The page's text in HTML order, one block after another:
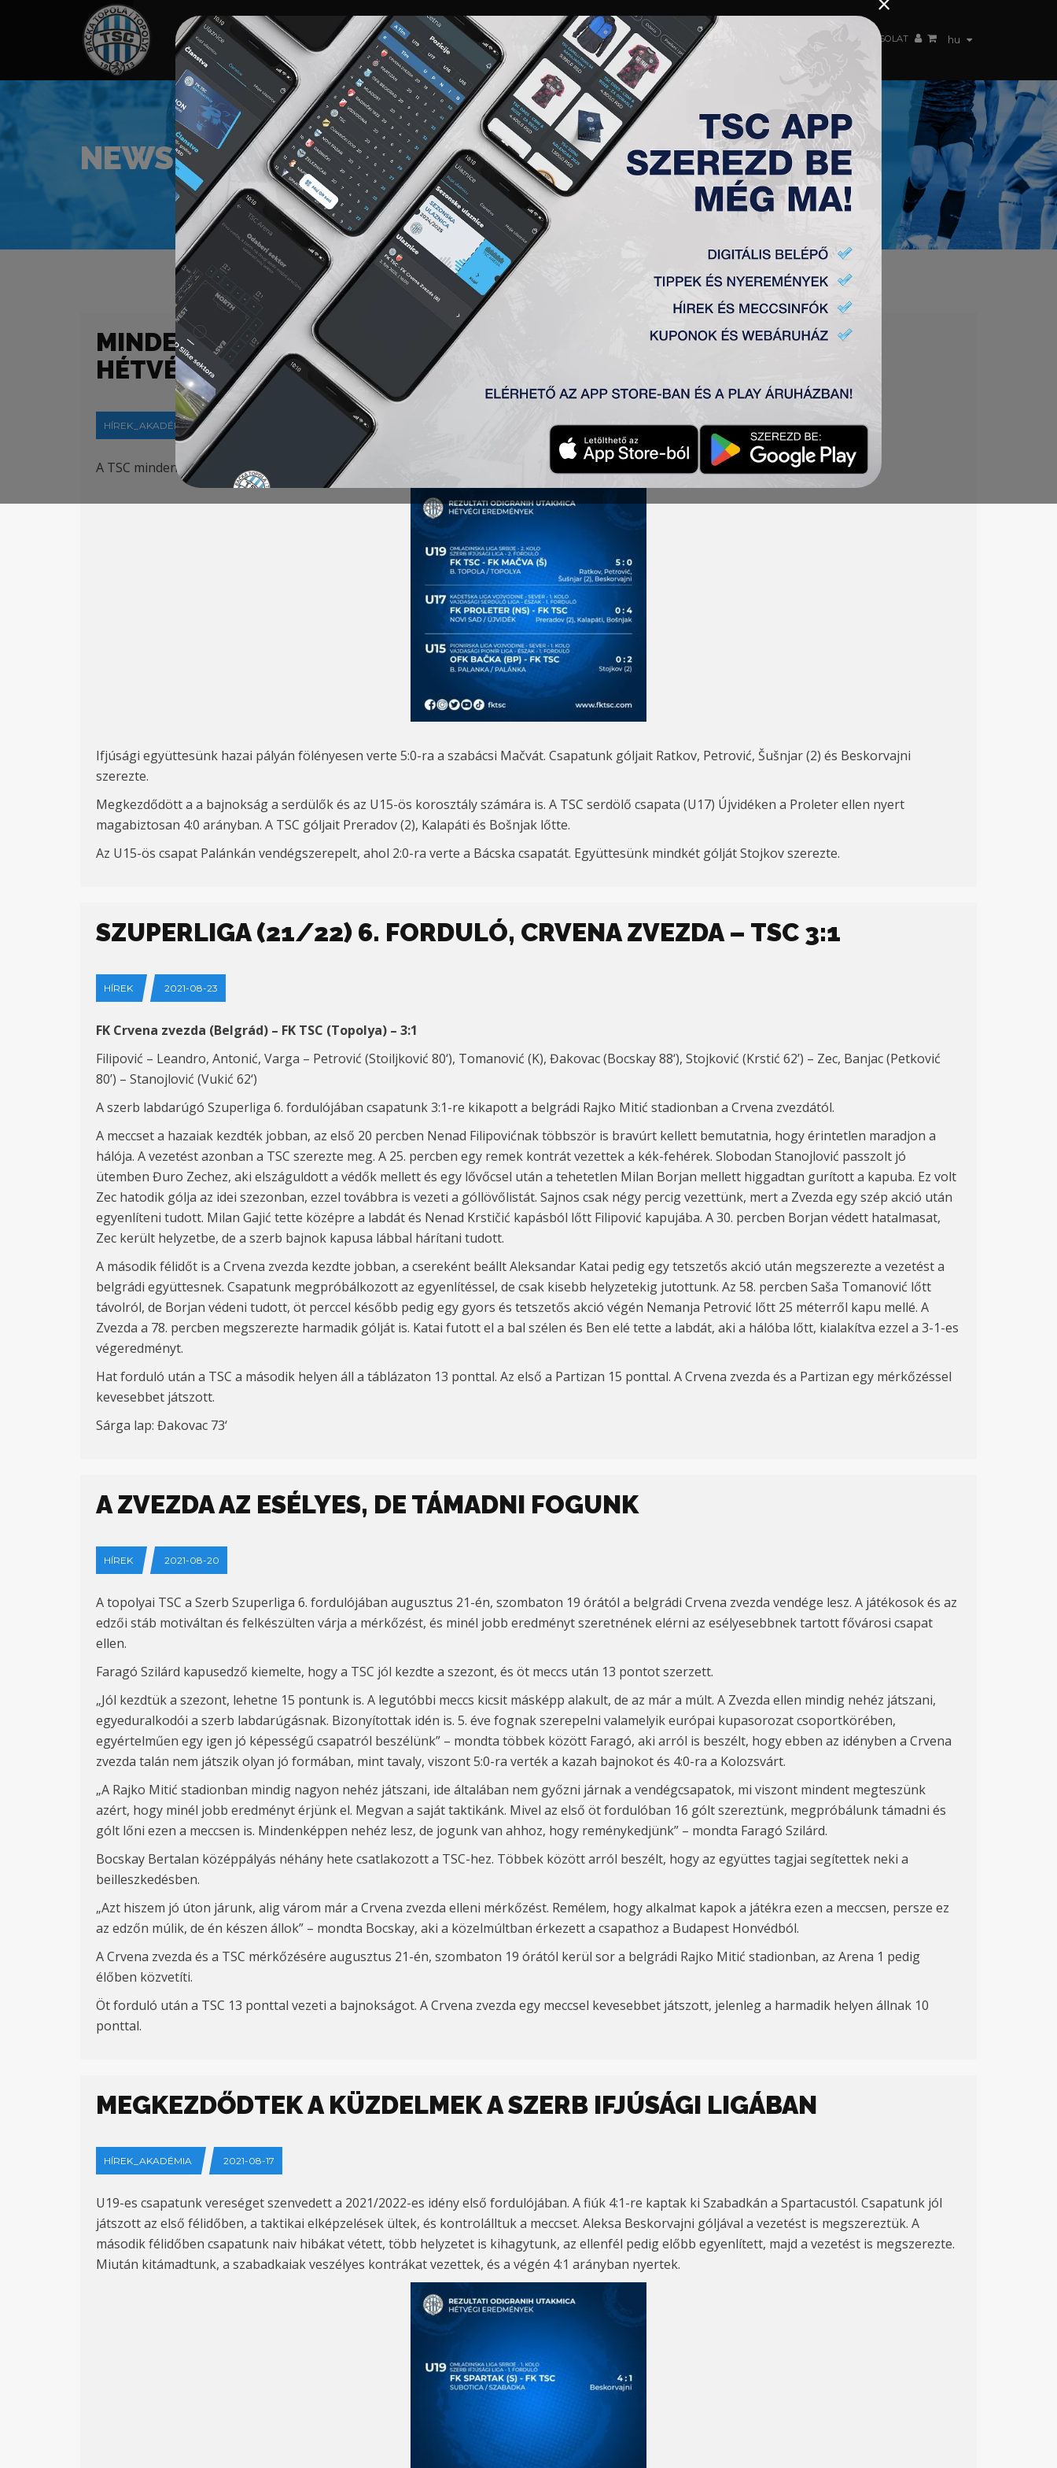
hu
HOME TÁMOGATÓK NEWS GALÉRIA „A” CSAPAT TAGSÁG JEGYEK AKKREDITÁCIÓ KLUB AKADÉMIA NŐI CSAPAT KAPCSOLAT
NEWS
MINDEN KOROSZTÁLYOS CSAPATUNK GYŐZELMET ARATOTT A
HÉTVÉGÉN
HÍREK_AKADÉMIA 2021-08-23
A TSC minden korosztályoscsapata gy őzelmet aratott a hétvégi bajnoki meccseken.
Ifjúsági együttesünk hazai pályán fölényesen verte 5:0-ra a szabácsi Mačvát. Csapatunk góljait Ratkov, Petrović, Šušnjar (2) és Beskorvajni
szerezte.
Megkezdődött a a bajnokság a serdülők és az U15-ös korosztály számára is. A TSC serdölő csapata (U17) Újvidéken a Proleter ellen nyert
magabiztosan 4:0 arányban. A TSC góljait Preradov (2), Kalapáti és Bošnjak lőtte.
Az U15-ös csapat Palánkán vendégszerepelt, ahol 2:0-ra verte a Bácska csapatát. Együttesünk mindkét gólját Stojkov szerezte.
SZUPERLIGA (21/22) 6. FORDULÓ, CRVENA ZVEZDA – TSC 3:1
HÍREK 2021-08-23
FK Crvena zvezda (Belgrád) – FK TSC (Topolya) – 3:1
Filipović – Leandro, Antonić, Varga – Petrović (Stoiljković 80‘), Tomanović (K), Đakovac (Bocskay 88‘), Stojković (Krstić 62’) – Zec, Banjac (Petković
80’) – Stanojlović (Vukić 62‘)
A szerb labdarúgó Szuperliga 6. fordulójában csapatunk 3:1-re kikapott a belgrádi Rajko Mitić stadionban a Crvena zvezdától.
A meccset a hazaiak kezdték jobban, az első 20 percben Nenad Filipovićnak többször is bravúrt kellett bemutatnia, hogy érintetlen maradjon a
hálója. A vezetést azonban a TSC szerezte meg. A 25. percben egy remek kontrát vezettek a kék-fehérek. Slobodan Stanojlović passzolt jó
ütemben Đuro Zechez, aki elszáguldott a védők mellett és egy lővőcsel után a tehetetlen Milan Borjan mellett higgadtan gurított a kapuba. Ez volt
Zec hatodik gólja az idei szezonban, ezzel továbbra is vezeti a góllövőlistát. Sajnos csak négy percig vezettünk, mert a Zvezda egy szép akció után
egyenlíteni tudott. Milan Gajić tette középre a labdát és Nenad Krstičić kapásból lőtt Filipović kapujába. A 30. percben Borjan védett hatalmasat,
Zec került helyzetbe, de a szerb bajnok kapusa lábbal hárítani tudott.
A második félidőt is a Crvena zvezda kezdte jobban, a csereként beállt Aleksandar Katai pedig egy tetszetős akció után megszerezte a vezetést a
belgrádi együttesnek. Csapatunk megpróbálkozott az egyenlítéssel, de csak kisebb helyzetekig jutottunk. Az 58. percben Saša Tomanović lőtt
távolról, de Borjan védeni tudott, öt perccel később pedig egy gyors és tetszetős akció végén Nemanja Petrović lőtt 25 méterről kapu mellé. A
Zvezda a 78. percben megszerezte harmadik gólját is. Katai futott el a bal szélen és Ben elé tette a labdát, aki a hálóba lőtt, kialakítva ezzel a 3-1-es
végeredményt.
Hat forduló után a TSC a második helyen áll a táblázaton 13 ponttal. Az első a Partizan 15 ponttal. A Crvena zvezda és a Partizan egy mérkőzéssel
kevesebbet játszott.
Sárga lap: Đakovac 73‘
A ZVEZDA AZ ESÉLYES, DE TÁMADNI FOGUNK
HÍREK 2021-08-20
A topolyai TSC a Szerb Szuperliga 6. fordulójában augusztus 21-én, szombaton 19 órától a belgrádi Crvena zvezda vendége lesz. A játékosok és az
edzői stáb motiváltan és felkészülten várja a mérkőzést, és minél jobb eredményt szeretnének elérni az esélyesebbnek tartott fővárosi csapat
ellen.
Faragó Szilárd kapusedző kiemelte, hogy a TSC jól kezdte a szezont, és öt meccs után 13 pontot szerzett.
„Jól kezdtük a szezont, lehetne 15 pontunk is. A legutóbbi meccs kicsit másképp alakult, de az már a múlt. A Zvezda ellen mindig nehéz játszani,
egyeduralkodói a szerb labdarúgásnak. Bizonyítottak idén is. 5. éve fognak szerepelni valamelyik európai kupasorozat csoportkörében,
egyértelműen egy igen jó képességű csapatról beszélünk” – mondta többek között Faragó, aki arról is beszélt, hogy ebben az idényben a Crvena
zvezda talán nem játszik olyan jó formában, mint tavaly, viszont 5:0-ra verték a kazah bajnokot és 4:0-ra a Kolozsvárt.
„A Rajko Mitić stadionban mindig nagyon nehéz játszani, ide általában nem győzni járnak a vendégcsapatok, mi viszont mindent megteszünk
azért, hogy minél jobb eredményt érjünk el. Megvan a saját taktikánk. Mivel az első öt fordulóban 16 gólt szereztünk, megpróbálunk támadni és
gólt lőni ezen a meccsen is. Mindenképpen nehéz lesz, de jogunk van ahhoz, hogy reménykedjünk” – mondta Faragó Szilárd.
Bocskay Bertalan középpályás néhány hete csatlakozott a TSC-hez. Többek között arról beszélt, hogy az együttes tagjai segítettek neki a
beilleszkedésben.
„Azt hiszem jó úton járunk, alig várom már a Crvena zvezda elleni mérkőzést. Remélem, hogy alkalmat kapok a játékra ezen a meccsen, persze ez
az edzőn múlik, de én készen állok” – mondta Bocskay, aki a közelmúltban érkezett a csapathoz a Budapest Honvédból.
A Crvena zvezda és a TSC mérkőzésére augusztus 21-én, szombaton 19 órától kerül sor a belgrádi Rajko Mitić stadionban, az Arena 1 pedig
élőben közvetíti.
Öt forduló után a TSC 13 ponttal vezeti a bajnokságot. A Crvena zvezda egy meccsel kevesebbet játszott, jelenleg a harmadik helyen állnak 10
ponttal.
MEGKEZDŐDTEK A KÜZDELMEK A SZERB IFJÚSÁGI LIGÁBAN
HÍREK_AKADÉMIA 2021-08-17
U19-es csapatunk vereséget szenvedett a 2021/2022-es idény első fordulójában. A fiúk 4:1-re kaptak ki Szabadkán a Spartacustól. Csapatunk jól
játszott az első félidőben, a taktikai elképzelések ültek, és kontrolálltuk a meccset. Aleksa Beskorvajni góljával a vezetést is megszereztük. A
második félidőben csapatunk naiv hibákat vétett, több helyzetet is kihagytunk, az ellenfél pedig előbb egyenlített, majd a vezetést is megszerezte.
Miután kitámadtunk, a szabadkaiak veszélyes kontrákat vezettek, és a végén 4:1 arányban nyertek.